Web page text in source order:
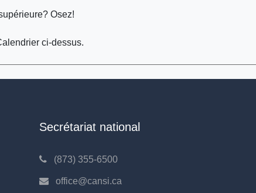
Osez!
ci-dessus.
Secrétariat national
(873) 355-6500
office@cansi.ca